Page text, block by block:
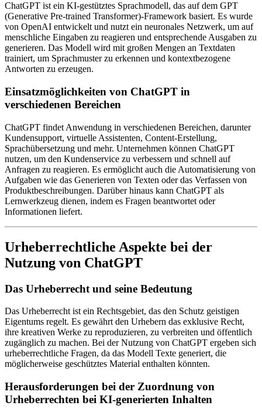
ChatGPT ist ein KI-gestütztes Sprachmodell, das auf dem GPT
(Generative Pre-trained Transformer)-Framework basiert. Es wurde
von OpenAI entwickelt und nutzt ein neuronales Netzwerk, um auf
menschliche Eingaben zu reagieren und entsprechende Ausgaben zu
generieren. Das Modell wird mit großen Mengen an Textdaten
trainiert, um Sprachmuster zu erkennen und kontextbezogene
Antworten zu erzeugen.
Einsatzmöglichkeiten von ChatGPT in
verschiedenen Bereichen
ChatGPT findet Anwendung in verschiedenen Bereichen, darunter
Kundensupport, virtuelle Assistenten, Content-Erstellung,
Sprachübersetzung und mehr. Unternehmen können ChatGPT
nutzen, um den Kundenservice zu verbessern und schnell auf
Anfragen zu reagieren. Es ermöglicht auch die Automatisierung von
Aufgaben wie das Generieren von Texten oder das Verfassen von
Produktbeschreibungen. Darüber hinaus kann ChatGPT als
Lernwerkzeug dienen, indem es Fragen beantwortet oder
Informationen liefert.
Urheberrechtliche Aspekte bei der
Nutzung von ChatGPT
Das Urheberrecht und seine Bedeutung
Das Urheberrecht ist ein Rechtsgebiet, das den Schutz geistigen
Eigentums regelt. Es gewährt den Urhebern das exklusive Recht,
ihre kreativen Werke zu reproduzieren, zu verbreiten und öffentlich
zugänglich zu machen. Bei der Nutzung von ChatGPT ergeben sich
urheberrechtliche Fragen, da das Modell Texte generiert, die
möglicherweise geschütztes Material enthalten könnten.
Herausforderungen bei der Zuordnung von
Urheberrechten bei KI-generierten Inhalten